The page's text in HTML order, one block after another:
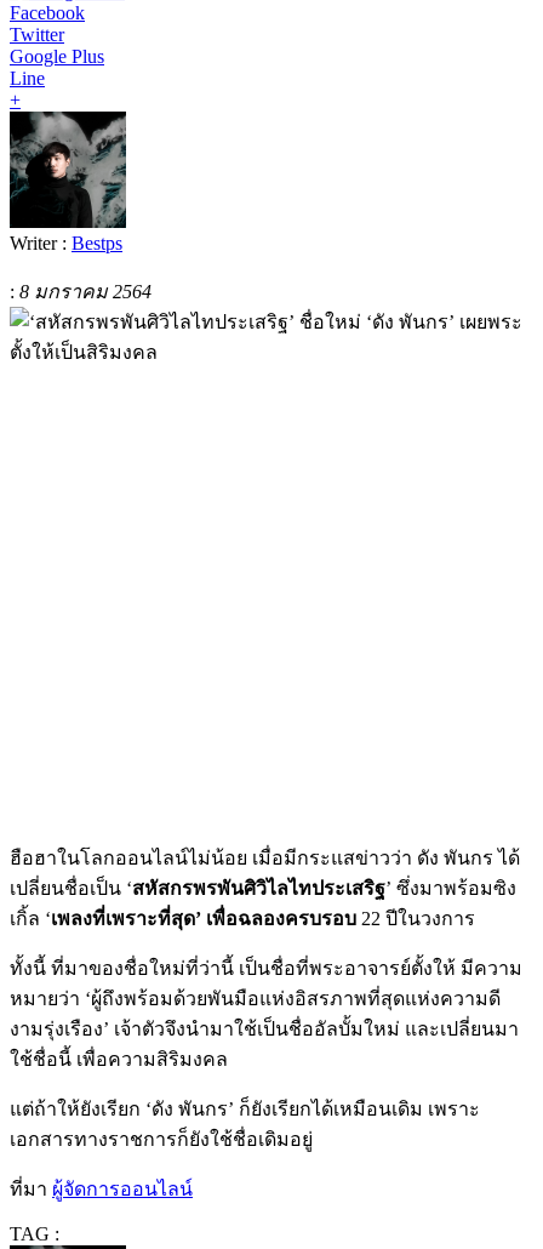
Facebook
Twitter
Google Plus
Line
+
Writer : Bestps
: 8 มกราคม 2564
ฮือฮาในโลกออนไลน์ไม่น้อย เมื่อมีกระแสข่าวว่า ดัง พันกร ได้
เปลี่ยนชื่อเป็น ‘สหัสกรพรพันศิวิไลไทประเสริฐ’ ซึ่งมาพร้อมซิง
เกิ้ล ‘เพลงที่เพราะที่สุด’ เพื่อฉลองครบรอบ 22 ปีในวงการ
ทั้งนี้ ที่มาของชื่อใหม่ที่ว่านี้ เป็นชื่อที่พระอาจารย์ตั้งให้ มีความ
หมายว่า ‘ผู้ถึงพร้อมด้วยพันมือแห่งอิสรภาพที่สุดแห่งความดี
งามรุ่งเรือง’ เจ้าตัวจึงนำมาใช้เป็นชื่ออัลบั้มใหม่ และเปลี่ยนมา
ใช้ชื่อนี้ เพื่อความสิริมงคล
แต่ถ้าให้ยังเรียก ‘ดัง พันกร’ ก็ยังเรียกได้เหมือนเดิม เพราะ
เอกสารทางราชการก็ยังใช้ชื่อเดิมอยู่
ที่มา ผู้จัดการออนไลน์
TAG :